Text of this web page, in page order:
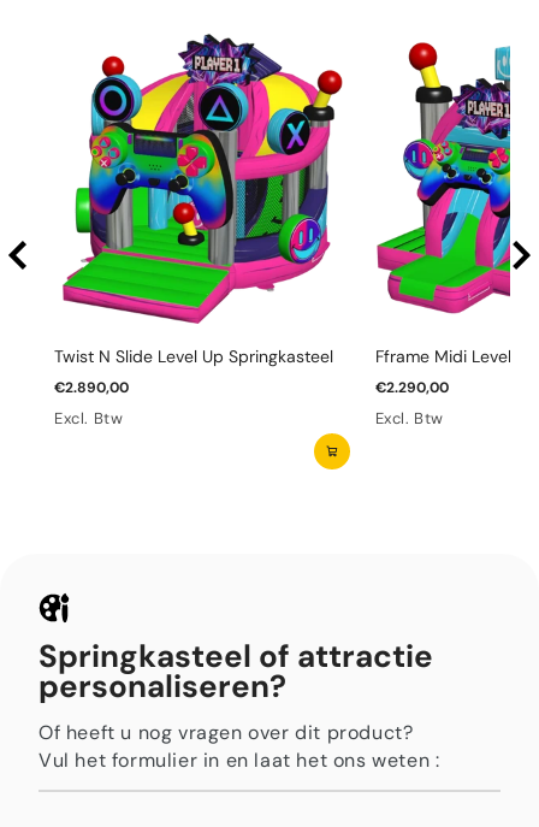
Twist N Slide Level Up Springkasteel
€2.890,00
Excl. Btw
Fframe Midi Level
€2.290,00
Excl. Btw
Springkasteel of attractie
personaliseren?
Of heeft u nog vragen over dit product?
Vul het formulier in en laat het ons weten :